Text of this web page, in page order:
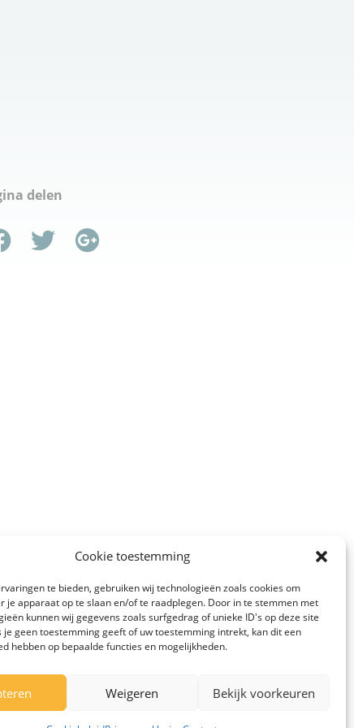
Cookie toestemming
te bieden, gebruiken wij technologieën zoals cookies om
je apparaat op te slaan en/of te raadplegen. Door in te stemmen met
kunnen wij gegevens zoals surfgedrag of unieke ID's op deze site
je geen toestemming geeft of uw toestemming intrekt, kan dit een
hebben op bepaalde functies en mogelijkheden.
Weigeren Bekijk voorkeuren
delen
Appelscha